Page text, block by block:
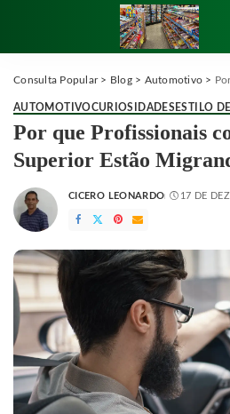
Consulta Popular> Blog> Automotivo > Por
AUTOMOTIVOCURIOSIDADES ESTILO
Por que Profissionais
Superior Estão
BY
CICERO LEONARDO 17 DE